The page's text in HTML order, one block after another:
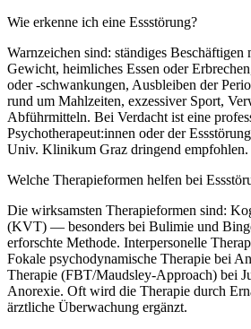
Wie erkenne ich eine Essstörung?
Warnzeichen sind: ständiges
Gewicht, heimliches Essen oder
oder -schwankungen, Ausbleiben der
rund um Mahlzeiten, exzessiver Sport,
Abführmitteln. Bei Verdacht ist eine
Psychotherapeut:innen oder der
Univ. Klinikum Graz dringend empfohlen.
Welche Therapieformen helfen bei
Die wirksamsten Therapieformen sind:
(KVT) — besonders bei Bulimie und
erforschte Methode. Interpersonelle
Fokale psychodynamische Therapie bei
Therapie (FBT/Maudsley-Approach) bei
Anorexie. Oft wird die Therapie durch
ärztliche Überwachung ergänzt.